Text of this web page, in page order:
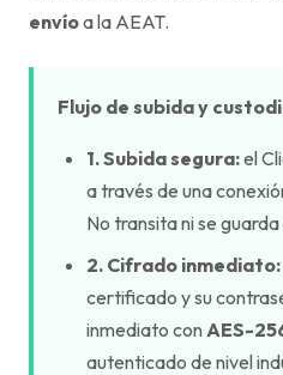
envíoa la AEAT.
Flujo de subida y
1. Subida segura:el
a través de una
No transita ni se
2. Cifrado inmediato:
certificado y su
inmediato con AES-
autenticado de nivel